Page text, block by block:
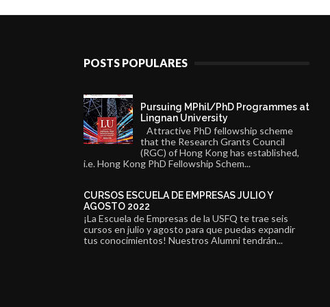
POSTS POPULARES
Pursuing MPhil/PhD Programmes at
Lingnan University
Attractive PhD fellowship scheme
that the Research Grants Council
(RGC) of Hong Kong has established,
i.e. Hong Kong PhD Fellowship Schem...
CURSOS ESCUELA DE EMPRESAS JULIO Y
AGOSTO 2022
¡La Escuela de Empresas de la USFQ te trae seis
cursos en julio y agosto para que puedas expandir
tus conocimientos! Nuestros Alumni tendrán...